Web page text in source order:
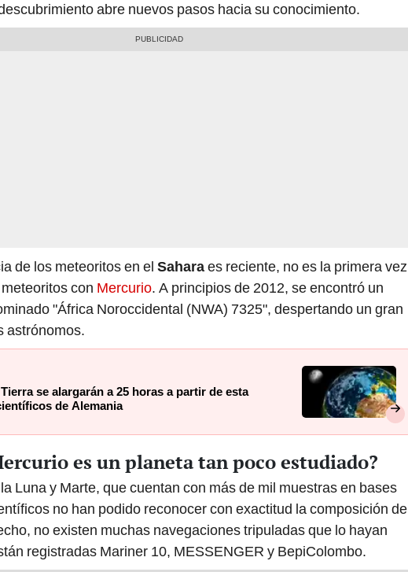
abre nuevos pasos hacia su conocimiento.
de los meteoritos en el Saharaes reciente, no es la primera vez
con Mercurio. A principios de 2012, se encontró un
"África Noroccidental (NWA) 7325", despertando un gran
astrónomos.
se alargarán a 25 horas a partir de esta
de Alemania
es un planeta tan poco estudiado?
Luna y Marte, que cuentan con más de mil muestras en bases
no han podido reconocer con exactitud la composición de
no existen muchas navegaciones tripuladas que lo hayan
registradas Mariner 10, MESSENGER y BepiColombo.